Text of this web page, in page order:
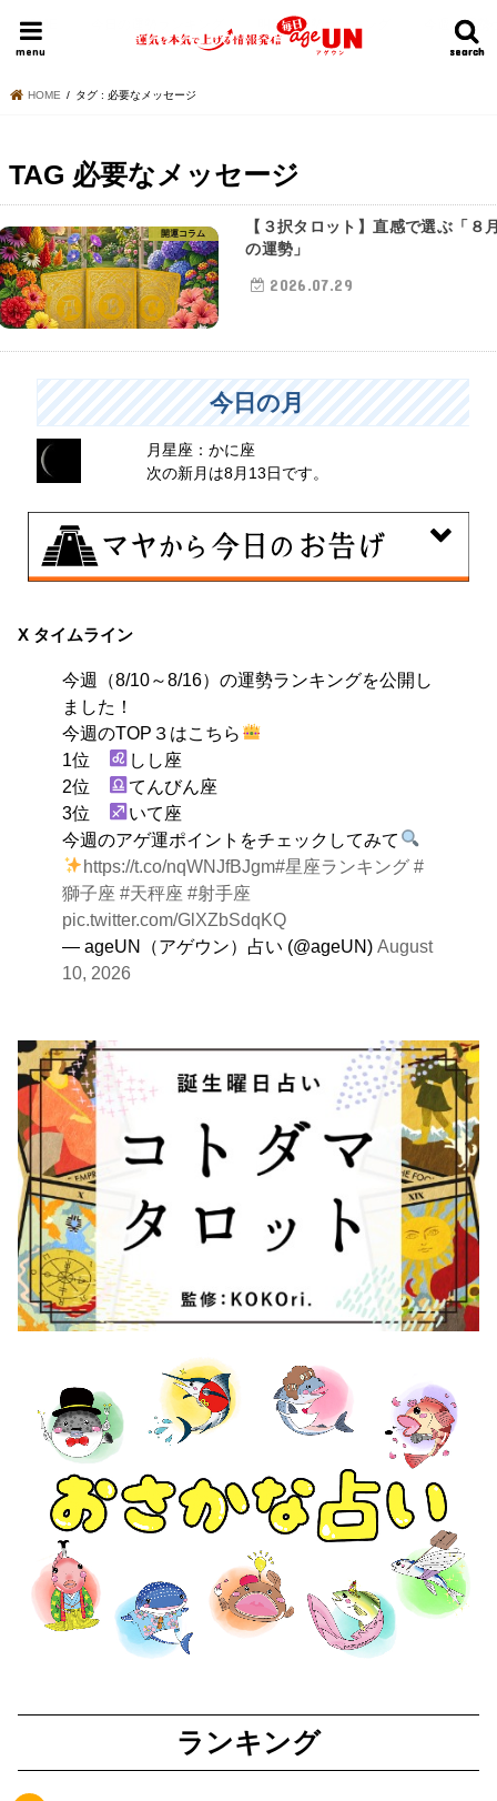
search
search
menu
HOME 明日の運勢ランキング 今週の運勢
HOME タグ : 必要なメッセージ
TAG 必要なメッセージ
開運コラム
【３択タロット】直感で選ぶ「８
の運勢」
2026.07.29
今日の月
月星座：かに座
次の新月は8月13日です。
自分をいつもとは違う特定の環境に追い込むことで、普
する。
X タイムライン
今週（8/10～8/16）の運勢ランキングを公開し
ました！
今週のTOP３はこちら
1位
しし座
2位
てんびん座
3位
いて座
今週のアゲ運ポイントをチェックしてみて
https://t.co/nqWNJfBJgm#星座ランキング #
獅子座 #天秤座 #射手座
pic.twitter.com/GlXZbSdqKQ
— ageUN（アゲウン）占い (@ageUN) August
10, 2026
ランキング